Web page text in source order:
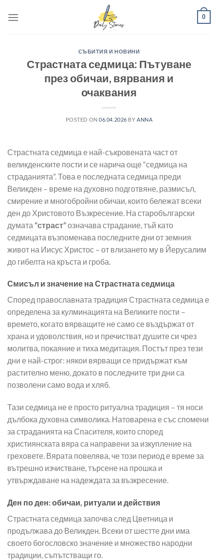
0
СЪБИТИЯ И НОВИНИ
Страстната седмица: Пътуване
през обичаи, вярвания и
очаквания
POSTED ON06.04.2026 BY ANNA
Страстната седмица е най-съкровената част от
великденските пости и се нарича още “седмица на
страданията”. Това е последната седмица преди
Великден – време на духовно подготвяне, размисъл,
смирение и многобройни обичаи, които бележат всеки
ден до Христовото Възкресение. На старобългарски
думата “страст”означава страдание, тъй като
седмицата възпоменава последните дни от земния
живот на Иисус Христос – от влизането му в Йерусалим
до гибелта на кръста и гроба.
Смисъл и значение на Страстната седмица
Според православната традиция Страстната седмица е
определена за кулминацията на Великите пости –
времето, когато вярващите не само се въздържат от
храна и удоволствия, но и пречистват душите си чрез
молитва, покаяние и тиха медитация. Постът през тези
дни е най-строг: някои вярващи се придържат към
растително меню, докато в последните три дни са
позволени само вода и хляб.
Тази седмица не е просто ритуална традиция – тя носи
дълбока духовна символика. Натоварена е със спомени
за страданията на Спасителя, които според
християнската вяра са направени за изкупление на
греховете. Вярата повелява, че този период е време за
вътрешно изчистване, търсене на прошка и
утвърждаване на надеждата за възкресение.
Ден по ден: обичаи, ритуали и действия
Страстната седмица започва след Цветница и
продължава до Великден. Всеки от шестте дни има
своето богословско значение и множество народни
традиции, съпътстващи го.